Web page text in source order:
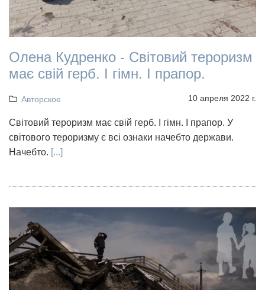
Олена Кудренко - Світовий тероризм
має свій герб. І гімн. І прапор.
Авторское 10 апреля 2022 г.
Світовий тероризм має свій герб. І гімн. І прапор. У
світового тероризму є всі ознаки начебто держави.
Начебто. [...]